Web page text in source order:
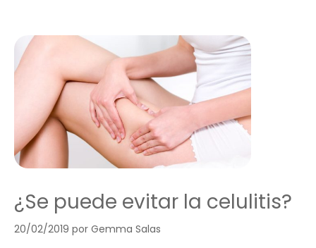
¿Se puede evitar la celulitis?
20/02/2019 por Gemma Salas